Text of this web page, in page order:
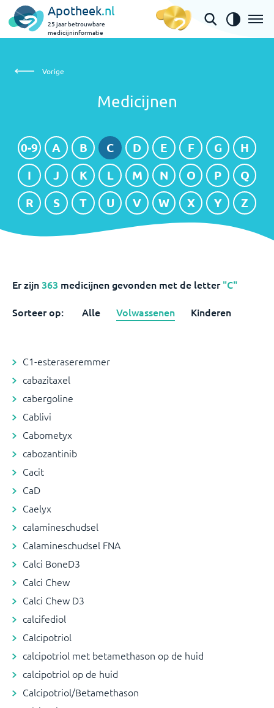
Apotheek.nl
25 jaar betrouwbare
medicijninformatie
Vorige
Medicijnen
0-9 A B C D E F G
H
I
J K L M N O P
Q
R
S T U V W X Y Z
Er zijn363 medicijnengevonden met de letter"C"
Sorteer op: Alle Volwassenen Kinderen
C1-esteraseremmer
cabazitaxel
cabergoline
Cablivi
Cabometyx
cabozantinib
Cacit
CaD
Caelyx
calamineschudsel
Calamineschudsel FNA
Calci BoneD3
Calci Chew
Calci Chew D3
calcifediol
Calcipotriol
calcipotriol met betamethason op de huid
calcipotriol op de huid
Calcipotriol/Betamethason